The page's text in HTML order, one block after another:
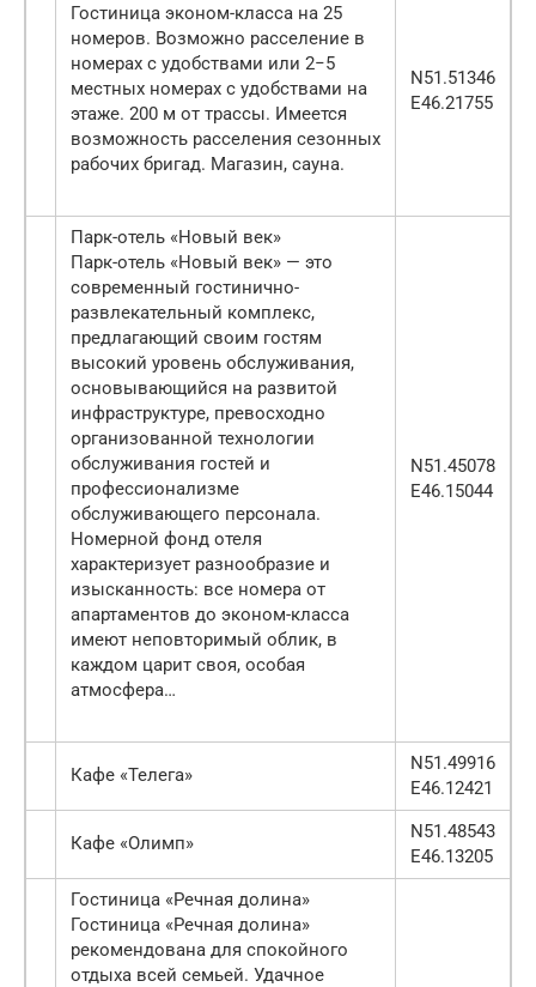
Гостиница эконом-класса на 25
номеров. Возможно расселение в
номерах с удобствами или 2−5
местных номерах с удобствами на
этаже. 200 м от трассы. Имеется
возможность расселения сезонных
рабочих бригад. Магазин, сауна.
N51.51346
E46.21755
Парк-отель «Новый век»
Парк-отель «Новый век» — это
современный гостинично-
развлекательный комплекс,
предлагающий своим гостям
высокий уровень обслуживания,
основывающийся на развитой
инфраструктуре, превосходно
организованной технологии
обслуживания гостей и
профессионализме
обслуживающего персонала.
Номерной фонд отеля
характеризует разнообразие и
изысканность: все номера от
апартаментов до эконом-класса
имеют неповторимый облик, в
каждом царит своя, особая
атмосфера…
N51.45078
E46.15044
Кафе «Телега»
N51.49916
E46.12421
Кафе «Олимп»
N51.48543
E46.13205
Гостиница «Речная долина»
Гостиница «Речная долина»
рекомендована для спокойного
отдыха всей семьей. Удачное